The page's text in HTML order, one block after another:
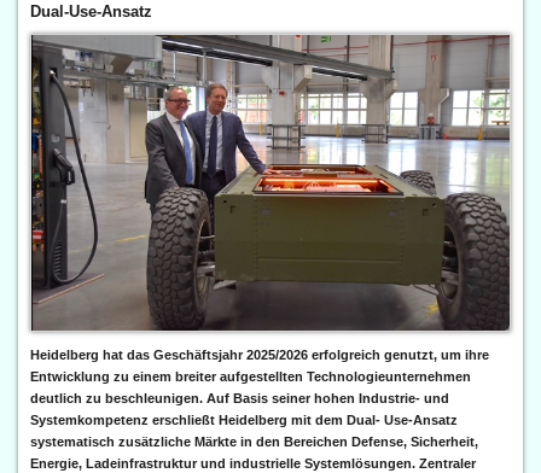
Dual-Use-Ansatz
Heidelberg hat das Geschäftsjahr 2025/2026 erfolgreich genutzt, um ihre
Entwicklung zu einem breiter aufgestellten Technologieunternehmen
deutlich zu beschleunigen. Auf Basis seiner hohen Industrie- und
Systemkompetenz erschließt Heidelberg mit dem Dual- Use-Ansatz
systematisch zusätzliche Märkte in den Bereichen Defense, Sicherheit,
Energie, Ladeinfrastruktur und industrielle Systemlösungen. Zentraler